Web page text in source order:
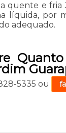
quente e fria
líquida, por
adequado.
5335 ou